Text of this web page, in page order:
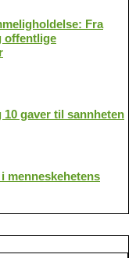
Fra
offentlige
gaver til sannheten
menneskehetens